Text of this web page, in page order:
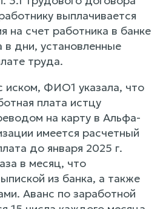
выплачивается
на счет работника в банке
дни, установленные
труда.
иском, ФИО1 указала, что
плата истцу
на карту в Альфа-
имеется расчетный
до января 2025 г.
в месяц, что
из банка, а также
Аванс по заработной